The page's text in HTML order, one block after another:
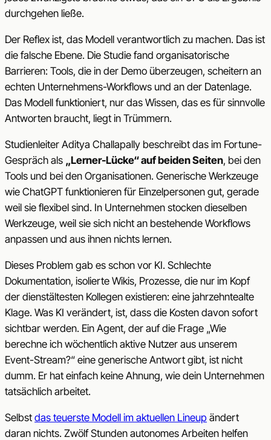
durchgehen ließe.
Der Reflex ist, das Modell verantwortlich zu machen. Das ist
die falsche Ebene. Die Studie fand organisatorische
Barrieren: Tools, die in der Demo überzeugen, scheitern an
echten Unternehmens-Workflows und an der Datenlage.
Das Modell funktioniert, nur das Wissen, das es für sinnvolle
Antworten braucht, liegt in Trümmern.
Studienleiter Aditya Challapally beschreibt das im Fortune-
Gespräch als „Lerner-Lücke“ auf beiden Seiten, bei den
Tools und bei den Organisationen. Generische Werkzeuge
wie ChatGPT funktionieren für Einzelpersonen gut, gerade
weil sie flexibel sind. In Unternehmen stocken dieselben
Werkzeuge, weil sie sich nicht an bestehende Workflows
anpassen und aus ihnen nichts lernen.
Dieses Problem gab es schon vor KI. Schlechte
Dokumentation, isolierte Wikis, Prozesse, die nur im Kopf
der dienstältesten Kollegen existieren: eine jahrzehntealte
Klage. Was KI verändert, ist, dass die Kosten davon sofort
sichtbar werden. Ein Agent, der auf die Frage „Wie
berechne ich wöchentlich aktive Nutzer aus unserem
Event-Stream?“ eine generische Antwort gibt, ist nicht
dumm. Er hat einfach keine Ahnung, wie dein Unternehmen
tatsächlich arbeitet.
Selbst das teuerste Modell im aktuellen Lineup ändert
daran nichts. Zwölf Stunden autonomes Arbeiten helfen